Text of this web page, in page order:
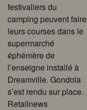
festivaliers du
camping peuvent faire
leurs courses dans le
supermarché
éphémère de
l’enseigne installé à
Dreamville. Gondola
s’est rendu sur place.
Retailnews